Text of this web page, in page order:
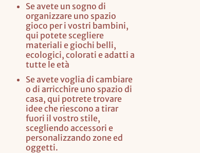
Se avete un sogno di
organizzare uno spazio
gioco per i vostri bambini,
qui potete scegliere
materiali e giochi belli,
ecologici, colorati e adatti a
tutte le età
Se avete voglia di cambiare
o di arricchire uno spazio di
casa, qui potrete trovare
idee che riescono a tirar
fuori il vostro stile,
scegliendo accessori e
personalizzando zone ed
oggetti.